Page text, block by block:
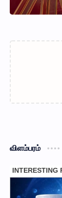
விளம்பரம்